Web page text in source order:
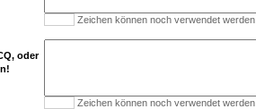
Zeichen können noch verwendet werden
oder
Zeichen können noch verwendet werden